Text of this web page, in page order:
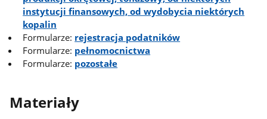
instytucji finansowych, od wydobycia niektórych
kopalin
Formularze: rejestracja podatników
Formularze: pełnomocnictwa
Formularze: pozostałe
Materiały